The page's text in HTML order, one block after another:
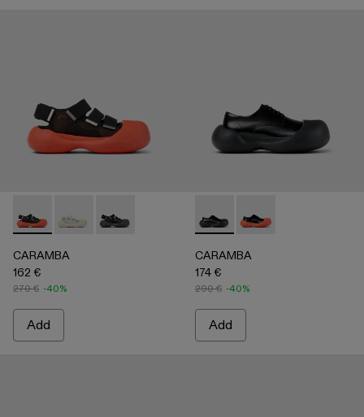
CARAMBA - A500053-005 - BLACK
CARAMBA - A500053-004 - WHITE
CARAMBA - A500053-001 - BLACK
CARAMBA
162 €
270 € -40%
Add
CARAMBA - A500052-001
CARAMBA -
CARAMBA
174 €
290 € -40%
Add